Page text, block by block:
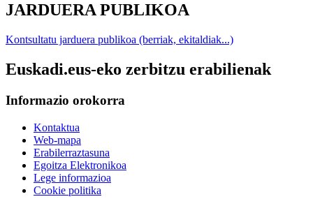
JARDUERA PUBLIKOA
Kontsultatu jarduera publikoa (berriak, ekitaldiak...)
Euskadi.eus-eko zerbitzu erabilienak
Informazio orokorra
Kontaktua
Web-mapa
Erabilerraztasuna
Egoitza Elektronikoa
Lege informazioa
Cookie politika